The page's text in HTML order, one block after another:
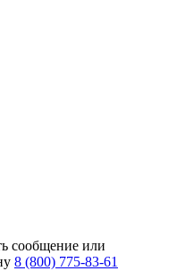
сообщение или
8 (800) 775-83-61